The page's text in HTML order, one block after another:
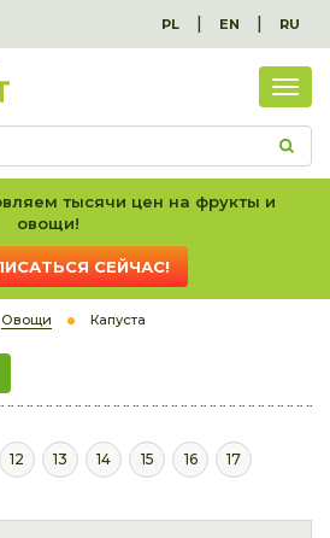
PL | EN | RU
вес
тысячи цен на фрукты и
овощи!
СЕЙЧАС!
Овощи Капуста
12 13 14 15 16 17